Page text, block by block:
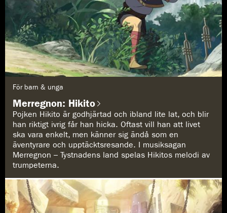
För barn & unga
Merregnon: Hikito
Pojken Hikito är godhjärtad och ibland lite lat, och blir
han riktigt ivrig får han hicka. Oftast vill han att livet
ska vara enkelt, men känner sig ändå som en
äventyrare och upptäcktsresande. I musiksagan
Merregnon – Tystnadens land spelas Hikitos melodi av
trumpeterna.